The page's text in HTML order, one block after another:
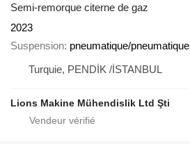
Semi-remorque citerne de gaz
2023
Suspension pneumatique/pneumatique
Turquie, PENDİK /İSTANBUL
Lions Makine Mühendislik Ltd Şti